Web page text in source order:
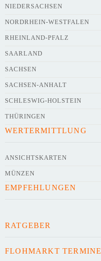
NIEDERSACHSEN
NORDRHEIN-WESTFALEN
RHEINLAND-PFALZ
SAARLAND
SACHSEN
SACHSEN-ANHALT
SCHLESWIG-HOLSTEIN
THÜRINGEN
WERTERMITTLUNG
ANSICHTSKARTEN
MÜNZEN
EMPFEHLUNGEN
RATGEBER
FLOHMARKT TERMINE